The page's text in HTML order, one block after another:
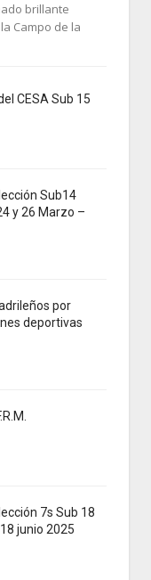
brillante
Campo de la
CESA Sub 15
Sub14
y 26 Marzo –
por
deportivas
7s Sub 18
junio 2025